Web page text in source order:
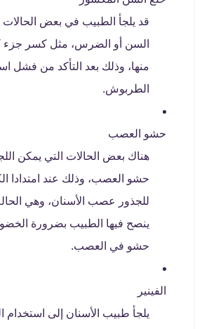
قد يلجأ الطبيب في بعض الحالات
السن أو الضرس، مثل كسر جزء
منها، وذلك بعد التأكد من فشل
الطربوش.
حشو العصب
هناك بعض الحالات التي يمكن
حشو العصب، وذلك عند امتدادا
للجذور عصب الأسنان، وهي
ينصح فيها الطبيب بضرورة
حشو في العصب.
الفينير
يلجأ طبيب الأسنان إلى استخدام